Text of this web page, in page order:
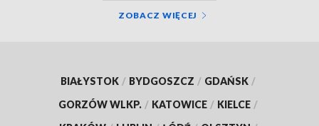
ZOBACZ WIĘCEJ
BIAŁYSTOK / BYDGOSZCZ / GDAŃSK /
GORZÓW WLKP. / KATOWICE / KIELCE /